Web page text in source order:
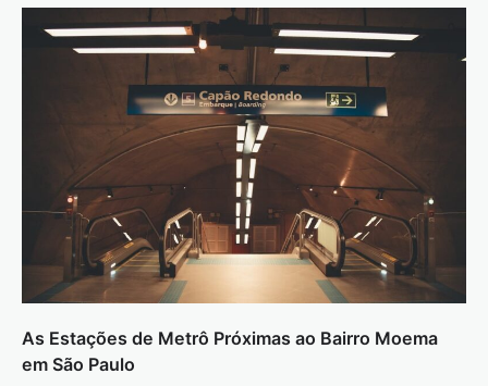
As Estações de Metrô Próximas ao Bairro Moema
em São Paulo